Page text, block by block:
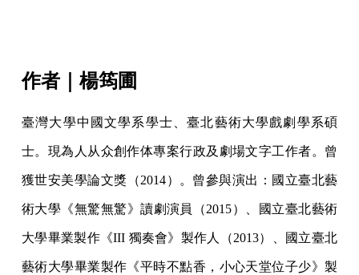
作者｜楊筠圃
臺灣大學中國文學系學士、臺北藝術大學戲劇學系碩
士。現為人从众創作体專案行政及劇場文字工作者。曾
獲世安美學論文獎（2014）。曾參與演出：國立臺北藝
術大學《無驚無驚》讀劇演員（2015）、國立臺北藝術
大學畢業製作《III 獨奏會》製作人（2013）、國立臺北
藝術大學畢業製作《平時不點香，小心天堂位子少》製